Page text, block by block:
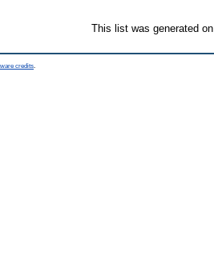
This list was generated on
credits